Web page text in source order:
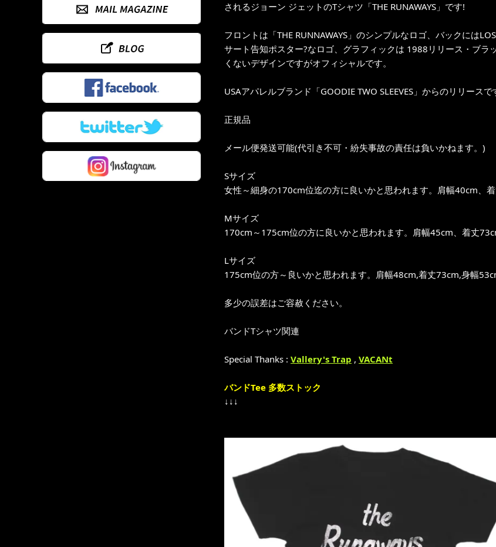
されるジョーン ジェットのTシャツ「THE RUNAWAYS」です!
フロントは「THE RUNNAWAYS」のシンプルなロゴ、バックには
サート告知ポスター?なロゴ、グラフィックは 1988リリース・ブ
くないデザインですがオフィシャルです。
USAアパレルブランド「GOODIE TWO SLEEVES」からのリリースで
正規品
メール便発送可能(代引き不可・紛失事故の責任は負いかねます。)
Sサイズ
女性～細身の170cm位迄の方に良いかと思われます。肩幅40cm、
Mサイズ
170cm～175cm位の方に良いかと思われます。肩幅45cm、着丈
Lサイズ
175cm位の方～良いかと思われます。肩幅48cm,着丈73cm,身幅
多少の誤差はご容赦ください。
バンドTシャツ関連
Special Thanks : Vallery's Trap , VACANt
バンドTee 多数ストック
↓↓↓